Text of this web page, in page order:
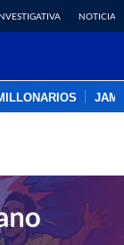
NOTICIAS